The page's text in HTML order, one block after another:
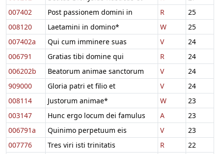
007402
Post passionem domini in R
25
008120
Laetamini in domino* W
25
007402a
Qui cum imminere suas V
24
006791
Gratias tibi domine qui R
24
006202b
Beatorum animae sanctorum V
24
909000
Gloria patri et filio et V
24
008114
Justorum animae* W
23
003147
Hunc ergo locum dei famulus A
23
006791a
Quinimo perpetuum eis V
23
007776
Tres viri isti trinitatis R
22